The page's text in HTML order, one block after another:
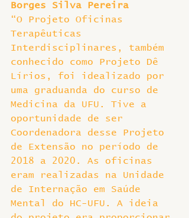
Borges Silva Pereira
“O Projeto Oficinas
Terapêuticas
Interdisciplinares, também
conhecido como Projeto Dê
Lírios, foi idealizado por
uma graduanda do curso de
Medicina da UFU. Tive a
oportunidade de ser
Coordenadora desse Projeto
de Extensão no período de
2018 a 2020. As oficinas
eram realizadas na Unidade
de Internação em Saúde
Mental do HC-UFU. A ideia